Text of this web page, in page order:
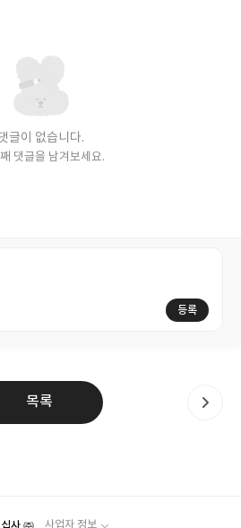
글이 없습니다.
댓글을 남겨보세요.
등록
목록
사 ㈜ 사업자 정보